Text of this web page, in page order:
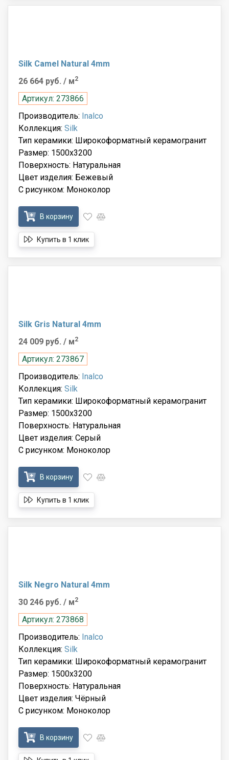
Silk Camel Natural 4mm
26 664 руб. / м2
Артикул: 273866
Производитель: Inalco
Коллекция: Silk
Тип керамики: Широкоформатный керамогранит
Размер: 1500x3200
Поверхность: Натуральная
Цвет изделия: Бежевый
С рисунком: Моноколор
В корзину
Купить в 1 клик
Silk Gris Natural 4mm
24 009 руб. / м2
Артикул: 273867
Производитель: Inalco
Коллекция: Silk
Тип керамики: Широкоформатный керамогранит
Размер: 1500x3200
Поверхность: Натуральная
Цвет изделия: Серый
С рисунком: Моноколор
В корзину
Купить в 1 клик
Silk Negro Natural 4mm
30 246 руб. / м2
Артикул: 273868
Производитель: Inalco
Коллекция: Silk
Тип керамики: Широкоформатный керамогранит
Размер: 1500x3200
Поверхность: Натуральная
Цвет изделия: Чёрный
С рисунком: Моноколор
В корзину